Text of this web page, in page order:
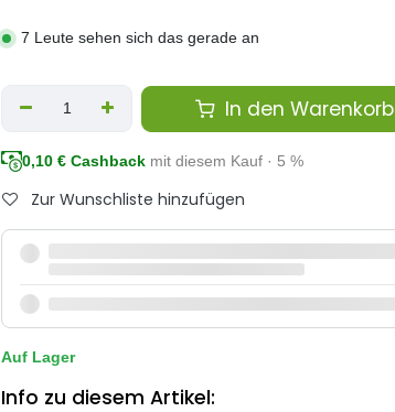
7 Leute sehen sich das gerade an
In den Warenkorb
0,10 € Cashback mit diesem Kauf · 5 %
Zur Wunschliste hinzufügen
Auf Lager
Info zu diesem Artikel: